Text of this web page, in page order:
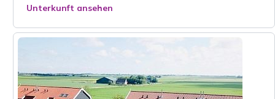
Unterkunft ansehen